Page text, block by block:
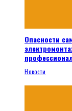
Опасности
Новости